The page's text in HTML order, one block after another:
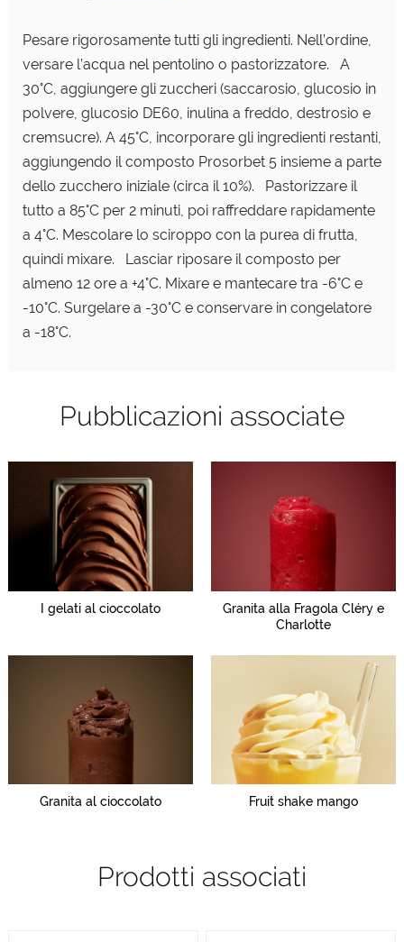
Pesare rigorosamente tutti gli ingredienti. Nell’ordine,
versare l’acqua nel pentolino o pastorizzatore. A
30°C, aggiungere gli zuccheri (saccarosio, glucosio in
polvere, glucosio DE60, inulina a freddo, destrosio e
cremsucre). A 45°C, incorporare gli ingredienti restanti,
aggiungendo il composto Prosorbet 5 insieme a parte
dello zucchero iniziale (circa il 10%). Pastorizzare il
tutto a 85°C per 2 minuti, poi raffreddare rapidamente
a 4°C. Mescolare lo sciroppo con la purea di frutta,
quindi mixare. Lasciar riposare il composto per
almeno 12 ore a +4°C. Mixare e mantecare tra -6°C e
-10°C. Surgelare a -30°C e conservare in congelatore
a -18°C.
Pubblicazioni associate
I gelati al cioccolato
Granita alla Fragola Cléry e
Charlotte
Granita al cioccolato Fruit shake mango
Prodotti associati